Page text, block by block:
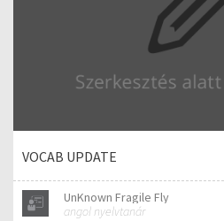
VOCAB UPDATE
UnKnown Fragile Fly
angol nyelvtanár